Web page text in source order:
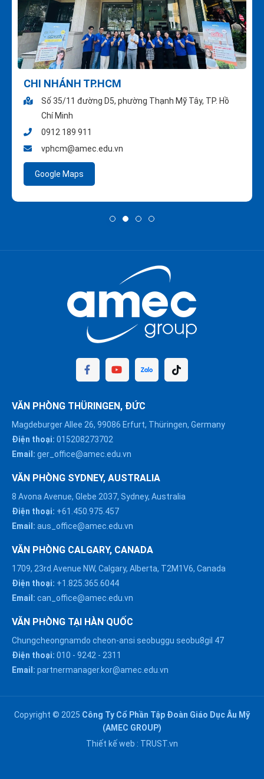
CHI NHÁNH TP.HCM
Số 35/11 đường D5, phường Thạnh Mỹ Tây, TP. Hồ
Chí Minh
0912 189 911
vphcm@amec.edu.vn
Google Maps
VĂN PHÒNG THÜRINGEN, ĐỨC
Magdeburger Allee 26, 99086 Erfurt, Thüringen, Germany
Điện thoại: 015208273702
Email: ger_office@amec.edu.vn
VĂN PHÒNG SYDNEY, AUSTRALIA
8 Avona Avenue, Glebe 2037, Sydney, Australia
Điện thoại: +61.450.975.457
Email: aus_office@amec.edu.vn
VĂN PHÒNG CALGARY, CANADA
1709, 23rd Avenue NW, Calgary, Alberta, T2M1V6, Canada
Điện thoại: +1.825.365.6044
Email: can_office@amec.edu.vn
VĂN PHÒNG TẠI HÀN QUỐC
Chungcheongnamdo cheon-ansi seobuggu seobu8gil 47
Điện thoại: 010 - 9242 - 2311
Email: partnermanager.kor@amec.edu.vn
Copyright © 2025 Công Ty Cổ Phần Tập Đoàn Giáo Dục Âu Mỹ
(AMEC GROUP)
Thiết kế web : TRUST.vn
HÀ NỘI :
0914863466
ĐÀ NẴNG :
0916082128
HỒ CHÍ MINH :
Chat với chúng tôi trên
Zalo